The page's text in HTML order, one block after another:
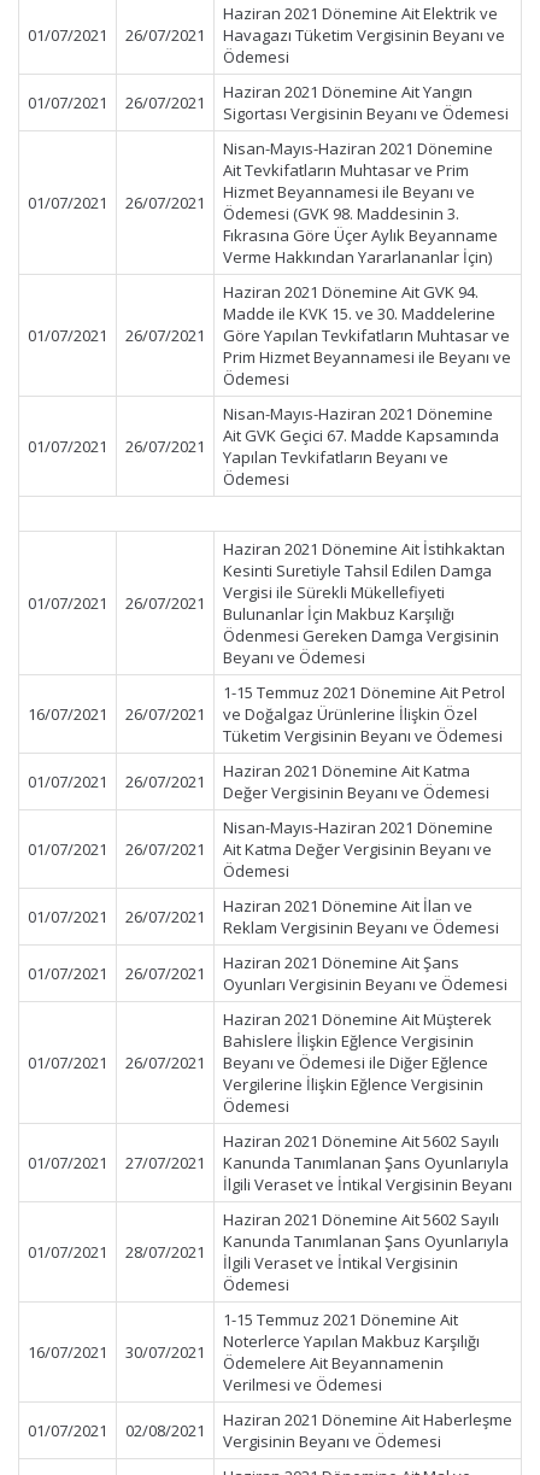
01/07/2021 26/07/2021
Haziran 2021 Dönemine Ait Elektrik ve
Havagazı Tüketim Vergisinin Beyanı ve
Ödemesi
01/07/2021 26/07/2021
Haziran 2021 Dönemine Ait Yangın
Sigortası Vergisinin Beyanı ve Ödemesi
01/07/2021 26/07/2021
Nisan-Mayıs-Haziran 2021 Dönemine
Ait Tevkifatların Muhtasar ve Prim
Hizmet Beyannamesi ile Beyanı ve
Ödemesi (GVK 98. Maddesinin 3.
Fıkrasına Göre Üçer Aylık Beyanname
Verme Hakkından Yararlananlar İçin)
01/07/2021 26/07/2021
Haziran 2021 Dönemine Ait GVK 94.
Madde ile KVK 15. ve 30. Maddelerine
Göre Yapılan Tevkifatların Muhtasar ve
Prim Hizmet Beyannamesi ile Beyanı ve
Ödemesi
01/07/2021 26/07/2021
Nisan-Mayıs-Haziran 2021 Dönemine
Ait GVK Geçici 67. Madde Kapsamında
Yapılan Tevkifatların Beyanı ve
Ödemesi
01/07/2021 26/07/2021
Haziran 2021 Dönemine Ait İstihkaktan
Kesinti Suretiyle Tahsil Edilen Damga
Vergisi ile Sürekli Mükellefiyeti
Bulunanlar İçin Makbuz Karşılığı
Ödenmesi Gereken Damga Vergisinin
Beyanı ve Ödemesi
16/07/2021 26/07/2021
1-15 Temmuz 2021 Dönemine Ait Petrol
ve Doğalgaz Ürünlerine İlişkin Özel
Tüketim Vergisinin Beyanı ve Ödemesi
01/07/2021 26/07/2021
Haziran 2021 Dönemine Ait Katma
Değer Vergisinin Beyanı ve Ödemesi
01/07/2021 26/07/2021
Nisan-Mayıs-Haziran 2021 Dönemine
Ait Katma Değer Vergisinin Beyanı ve
Ödemesi
01/07/2021 26/07/2021
Haziran 2021 Dönemine Ait İlan ve
Reklam Vergisinin Beyanı ve Ödemesi
01/07/2021 26/07/2021
Haziran 2021 Dönemine Ait Şans
Oyunları Vergisinin Beyanı ve Ödemesi
01/07/2021 26/07/2021
Haziran 2021 Dönemine Ait Müşterek
Bahislere İlişkin Eğlence Vergisinin
Beyanı ve Ödemesi ile Diğer Eğlence
Vergilerine İlişkin Eğlence Vergisinin
Ödemesi
01/07/2021 27/07/2021
Haziran 2021 Dönemine Ait 5602 Sayılı
Kanunda Tanımlanan Şans Oyunlarıyla
İlgili Veraset ve İntikal Vergisinin Beyanı
01/07/2021 28/07/2021
Haziran 2021 Dönemine Ait 5602 Sayılı
Kanunda Tanımlanan Şans Oyunlarıyla
İlgili Veraset ve İntikal Vergisinin
Ödemesi
16/07/2021 30/07/2021
1-15 Temmuz 2021 Dönemine Ait
Noterlerce Yapılan Makbuz Karşılığı
Ödemelere Ait Beyannamenin
Verilmesi ve Ödemesi
01/07/2021 02/08/2021
Haziran 2021 Dönemine Ait Haberleşme
Vergisinin Beyanı ve Ödemesi